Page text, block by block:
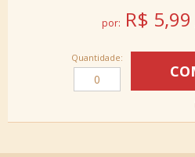
por: R$ 5,99
Quantidade: